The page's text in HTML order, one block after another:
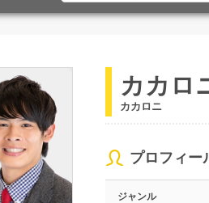
カカロ
カカロニ
プロフィー
ジャンル